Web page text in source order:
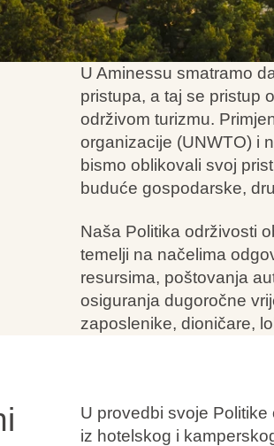
U Aminessu smatramo
pristupa, a taj se pristup
održivom turizmu.
organizacije (UNWTO) i
bismo oblikovali svoj
buduće gospodarske,
Naša Politika održivosti
temelji na načelima
resursima, poštovanja
osiguranja dugoročne
zaposlenike, dioničare,
U provedbi svoje
iz hotelskog i